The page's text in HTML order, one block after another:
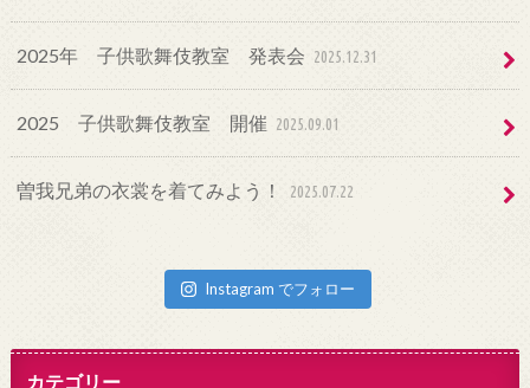
2025年 子供歌舞伎教室 発表会 2025.12.31
2025 子供歌舞伎教室 開催 2025.09.01
曽我兄弟の衣裳を着てみよう！ 2025.07.22
Instagram でフォロー
カテゴリー